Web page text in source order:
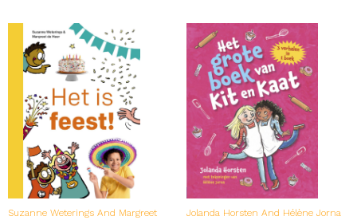
Suzanne Weterings And Margreet
Jolanda Horsten And Hélène Jorna